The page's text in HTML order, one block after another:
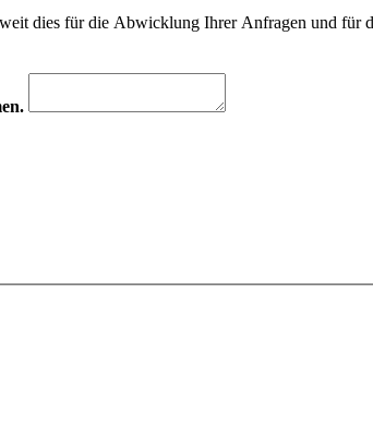
dies für die Abwicklung Ihrer Anfragen und für